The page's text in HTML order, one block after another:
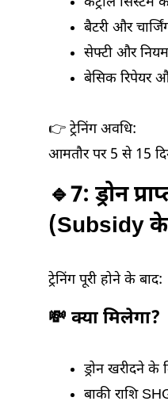
बैटरी और
सेफ्टी और नियम
बेसिक रिपेयर
👉 ट्रेनिंग अवधि:
आमतौर पर 5 से 15
🔹7: ड्रोन
(Subsidy
ट्रेनिंग पूरी होने के बाद:
💸 क्या मिलेगा?
ड्रोन खरीदने
बाकी राशि